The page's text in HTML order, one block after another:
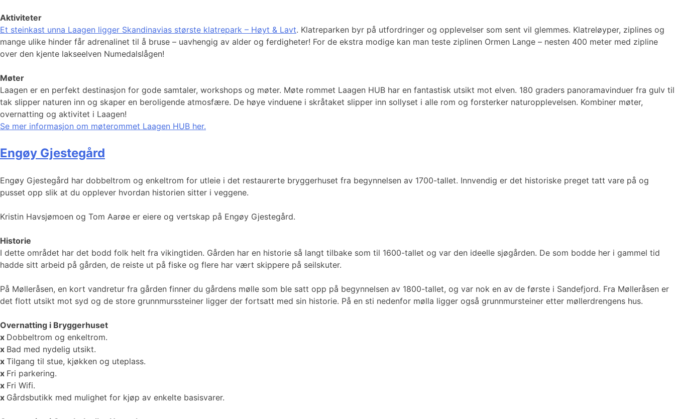
Aktiviteter
Et steinkast unna Laagen ligger Skandinavias største klatrepark – Høyt & Lavt. Klatreparken byr på utfordringer og opplevelser som sent vil glemmes. Klatreløyper, ziplines og
mange ulike hinder får adrenalinet til å bruse – uavhengig av alder og ferdigheter! For de ekstra modige kan man teste ziplinen Ormen Lange – nesten 400 meter med zipline
over den kjente lakseelven Numedalslågen!
Møter
Laagen er en perfekt destinasjon for gode samtaler, workshops og møter. Møte rommet Laagen HUB har en fantastisk utsikt mot elven. 180 graders panoramavinduer fra gulv til
tak slipper naturen inn og skaper en beroligende atmosfære. De høye vinduene i skråtaket slipper inn sollyset i alle rom og forsterker naturopplevelsen. Kombiner møter,
overnatting og aktivitet i Laagen!
Se mer informasjon om møterommet Laagen HUB her.
Engøy Gjestegård
Engøy Gjestegård har dobbeltrom og enkeltrom for utleie i det restaurerte bryggerhuset fra begynnelsen av 1700-tallet. Innvendig er det historiske preget tatt vare på og
pusset opp slik at du opplever hvordan historien sitter i veggene.
Kristin Havsjømoen og Tom Aarøe er eiere og vertskap på Engøy Gjestegård.
Historie
I dette området har det bodd folk helt fra vikingtiden. Gården har en historie så langt tilbake som til 1600-tallet og var den ideelle sjøgården. De som bodde her i gammel tid
hadde sitt arbeid på gården, de reiste ut på fiske og flere har vært skippere på seilskuter.
På Mølleråsen, en kort vandretur fra gården finner du gårdens mølle som ble satt opp på begynnelsen av 1800-tallet, og var nok en av de første i Sandefjord. Fra Mølleråsen er
det flott utsikt mot syd og de store grunnmurssteiner ligger der fortsatt med sin historie. På en sti nedenfor mølla ligger også grunnmursteiner etter møllerdrengens hus.
Overnatting i Bryggerhuset
x Dobbeltrom og enkeltrom.
x Bad med nydelig utsikt.
x Tilgang til stue, kjøkken og uteplass.
x Fri parkering.
x Fri Wifi.
x Gårdsbutikk med mulighet for kjøp av enkelte basisvarer.